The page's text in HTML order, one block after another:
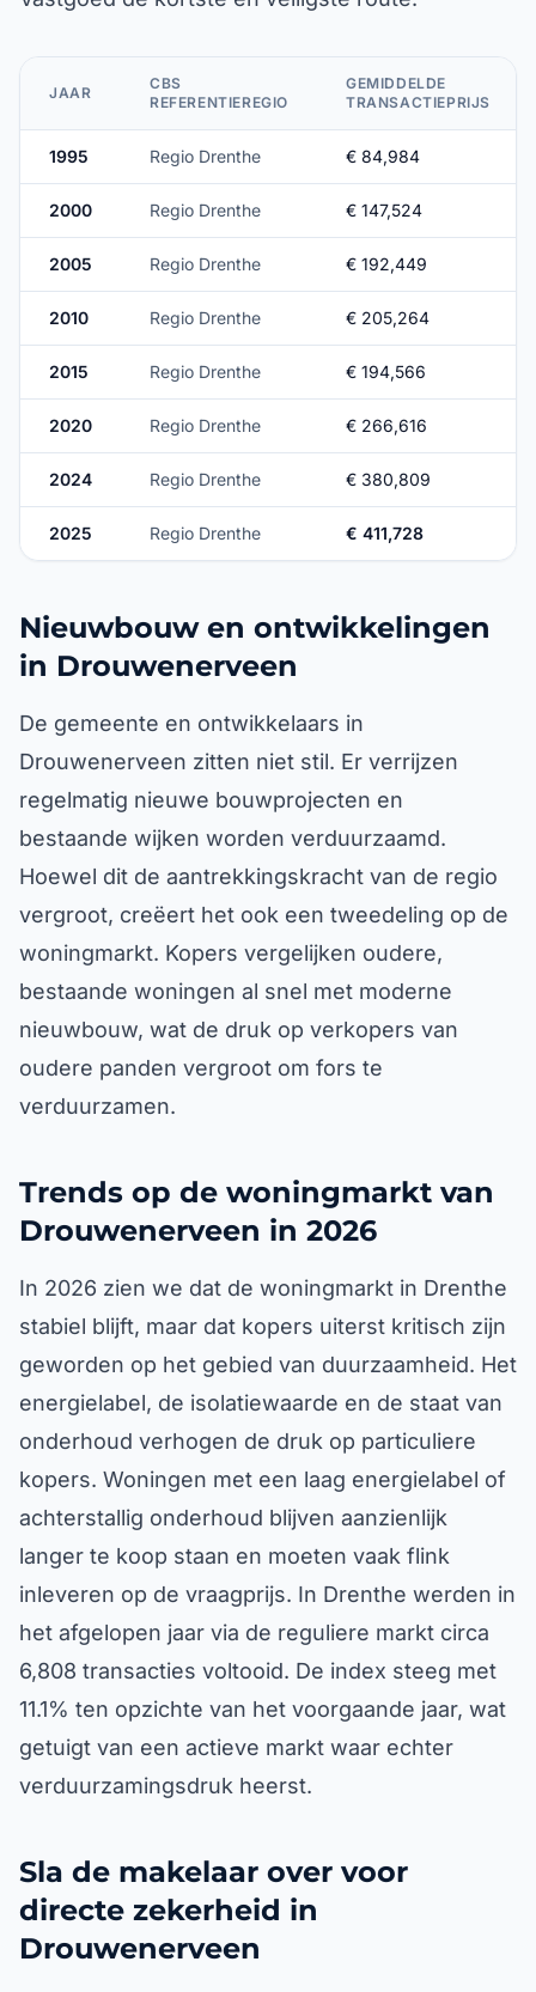
JAAR
CBS
REFERENTIEREGIO
GEMIDDELDE
TRANSACTIEPRIJS
1995 Regio Drenthe € 84,984
2000 Regio Drenthe € 147,524
2005 Regio Drenthe € 192,449
2010 Regio Drenthe € 205,264
2015 Regio Drenthe € 194,566
2020 Regio Drenthe € 266,616
2024 Regio Drenthe € 380,809
2025 Regio Drenthe € 411,728
Nieuwbouw en ontwikkelingen
in Drouwenerveen
De gemeente en ontwikkelaars in
Drouwenerveen zitten niet stil. Er verrijzen
regelmatig nieuwe bouwprojecten en
bestaande wijken worden verduurzaamd.
Hoewel dit de aantrekkingskracht van de regio
vergroot, creëert het ook een tweedeling op de
woningmarkt. Kopers vergelijken oudere,
bestaande woningen al snel met moderne
nieuwbouw, wat de druk op verkopers van
oudere panden vergroot om fors te
verduurzamen.
Trends op de woningmarkt van
Drouwenerveen in 2026
In 2026 zien we dat de woningmarkt in Drenthe
stabiel blijft, maar dat kopers uiterst kritisch zijn
geworden op het gebied van duurzaamheid. Het
energielabel, de isolatiewaarde en de staat van
onderhoud verhogen de druk op particuliere
kopers. Woningen met een laag energielabel of
achterstallig onderhoud blijven aanzienlijk
langer te koop staan en moeten vaak flink
inleveren op de vraagprijs. In Drenthe werden in
het afgelopen jaar via de reguliere markt circa
6,808 transacties voltooid. De index steeg met
11.1% ten opzichte van het voorgaande jaar, wat
getuigt van een actieve markt waar echter
verduurzamingsdruk heerst.
Sla de makelaar over voor
directe zekerheid in
Drouwenerveen